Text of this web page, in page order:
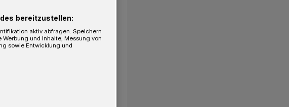
bereitzustellen:
aktiv abfragen. Speichern
und Inhalte, Messung von
sowie Entwicklung und